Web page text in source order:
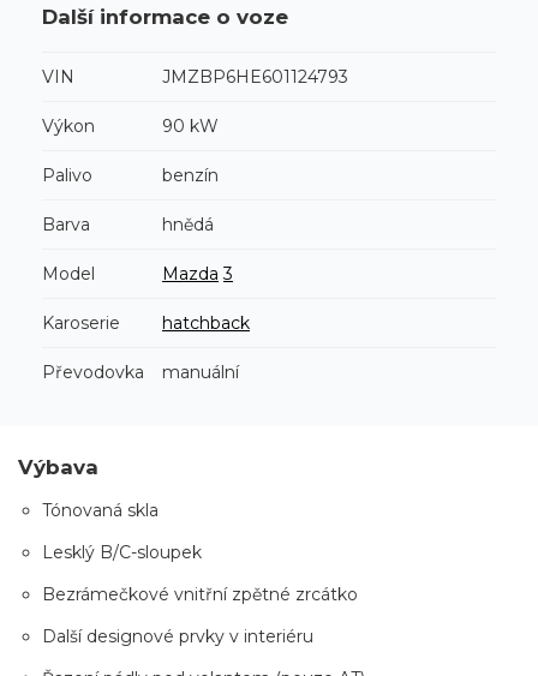
Další informace o voze
VIN JMZBP6HE601124793
Výkon 90 kW
Palivo benzín
Barva hnědá
Model Mazda 3
Karoserie hatchback
Převodovka manuální
Výbava
Tónovaná skla
Lesklý B/C-sloupek
Bezrámečkové vnitřní zpětné zrcátko
Další designové prvky v interiéru